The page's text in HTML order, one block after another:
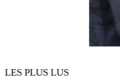
LES PLUS LUS